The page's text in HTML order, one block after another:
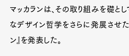
Official Columnist
マッカランは、その取り組みを礎と
なデザイン哲学をさらに発展させた
ン』を発表した。